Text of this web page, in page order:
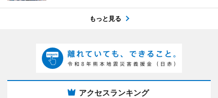
もっと見る
アクセスランキング